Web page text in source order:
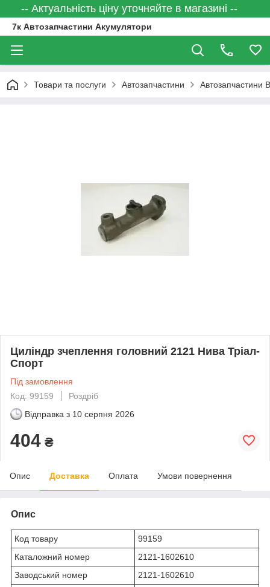
-- Актуальність ціну уточняйте в магазині --
7к Автозапчастини Акумулятори
Товари та послуги Автозапчастини Автозапчастини
Циліндр зчеплення головний 2121 Нива Тріал-
Спорт
Під замовлення
Код: 99159
Роздріб
Відправка з 10 серпня 2026
404 ₴
Опис Доставка Оплата Умови повернення
Опис
Код товару
99159
Каталожний номер
2121-1602610
Заводський номер
2121-1602610